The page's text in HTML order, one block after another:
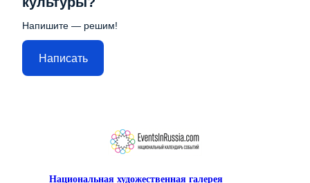
Напишите — решим!
Написать
Национальная художественная галерея